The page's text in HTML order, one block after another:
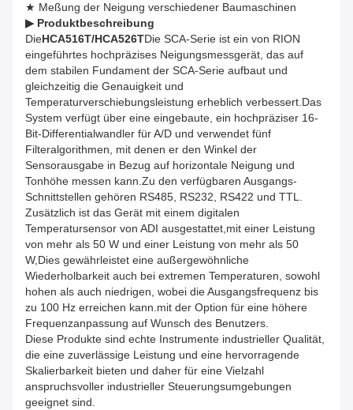
★ Meßung der Neigung verschiedener Baumaschinen
▶ Produktbeschreibung
DieHCA516T/HCA526TDie SCA-Serie ist ein von RION
eingeführtes hochpräzises Neigungsmessgerät, das auf
dem stabilen Fundament der SCA-Serie aufbaut und
gleichzeitig die Genauigkeit und
Temperaturverschiebungsleistung erheblich verbessert.Das
System verfügt über eine eingebaute, ein hochpräziser 16-
Bit-Differentialwandler für A/D und verwendet fünf
Filteralgorithmen, mit denen er den Winkel der
Sensorausgabe in Bezug auf horizontale Neigung und
Tonhöhe messen kann.Zu den verfügbaren Ausgangs-
Schnittstellen gehören RS485, RS232, RS422 und TTL.
Zusätzlich ist das Gerät mit einem digitalen
Temperatursensor von ADI ausgestattet,mit einer Leistung
von mehr als 50 W und einer Leistung von mehr als 50
W,Dies gewährleistet eine außergewöhnliche
Wiederholbarkeit auch bei extremen Temperaturen, sowohl
hohen als auch niedrigen, wobei die Ausgangsfrequenz bis
zu 100 Hz erreichen kann.mit der Option für eine höhere
Frequenzanpassung auf Wunsch des Benutzers.
Diese Produkte sind echte Instrumente industrieller Qualität,
die eine zuverlässige Leistung und eine hervorragende
Skalierbarkeit bieten und daher für eine Vielzahl
anspruchsvoller industrieller Steuerungsumgebungen
geeignet sind.